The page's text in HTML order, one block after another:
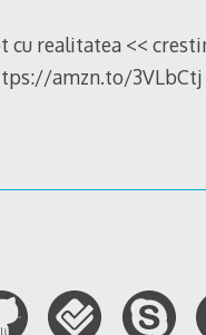
realitatea <<
amzn.to/3VLbCtj